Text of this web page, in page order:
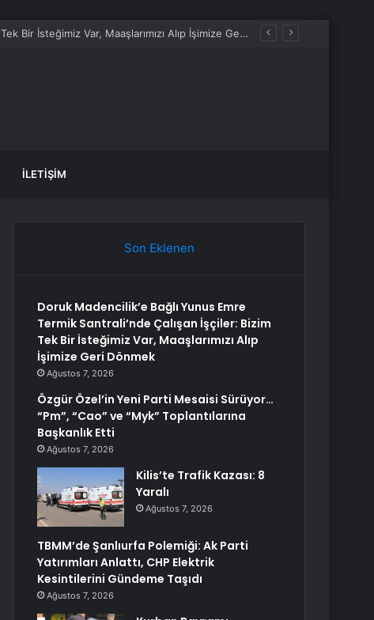
Doruk Madencilik’e Bağlı Yunus Emre Termik Santrali’nde Çalışan İşçiler: Bizim Tek Bir İsteğimiz Var, Maaşlarımızı Alıp İşimize Geri Dönmek
İLETIŞIM
Son Eklenen
Doruk Madencilik’e Bağlı Yunus Emre
Termik Santrali’nde Çalışan İşçiler: Bizim
Tek Bir İsteğimiz Var, Maaşlarımızı Alıp
İşimize Geri Dönmek
Ağustos 7, 2026
Özgür Özel’in Yeni Parti Mesaisi Sürüyor…
“Pm”, “Cao” ve “Myk” Toplantılarına
Başkanlık Etti
Ağustos 7, 2026
Kilis’te Trafik Kazası: 8
Yaralı
Ağustos 7, 2026
TBMM’de Şanlıurfa Polemiği: Ak Parti
Yatırımları Anlattı, CHP Elektrik
Kesintilerini Gündeme Taşıdı
Ağustos 7, 2026